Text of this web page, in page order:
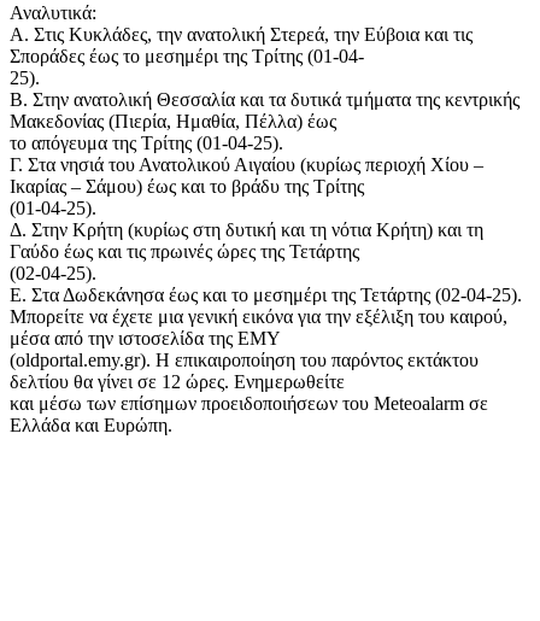
Αναλυτικά:
Α. Στις Κυκλάδες, την ανατολική Στερεά, την Εύβοια και τις
Σποράδες έως το μεσημέρι της Τρίτης (01-04-
25).
Β. Στην ανατολική Θεσσαλία και τα δυτικά τμήματα της κεντρικής
Μακεδονίας (Πιερία, Ημαθία, Πέλλα) έως
το απόγευμα της Τρίτης (01-04-25).
Γ. Στα νησιά του Ανατολικού Αιγαίου (κυρίως περιοχή Χίου –
Ικαρίας – Σάμου) έως και το βράδυ της Τρίτης
(01-04-25).
Δ. Στην Κρήτη (κυρίως στη δυτική και τη νότια Κρήτη) και τη
Γαύδο έως και τις πρωινές ώρες της Τετάρτης
(02-04-25).
Ε. Στα Δωδεκάνησα έως και το μεσημέρι της Τετάρτης (02-04-25).
Μπορείτε να έχετε μια γενική εικόνα για την εξέλιξη του καιρού,
μέσα από την ιστοσελίδα της ΕΜΥ
(oldportal.emy.gr). Η επικαιροποίηση του παρόντος εκτάκτου
δελτίου θα γίνει σε 12 ώρες. Ενημερωθείτε
και μέσω των επίσημων προειδοποιήσεων του Meteoalarm σε
Ελλάδα και Ευρώπη.